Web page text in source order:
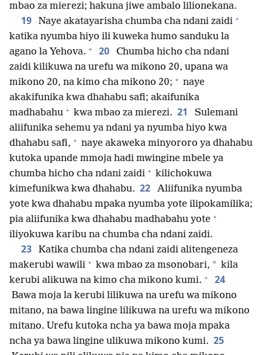
mbao za mierezi; hakuna jiwe ambalo lilionekana.
19 Naye akatayarisha chumba cha ndani zaidi +
katika nyumba hiyo ili kuweka humo sanduku la
agano la Yehova. + 20
Chumba hicho cha ndani
zaidi kilikuwa na urefu wa mikono 20, upana wa
mikono 20, na kimo cha mikono 20; + naye
akakifunika kwa dhahabu safi; akaifunika
madhabahu + kwa mbao za mierezi. 21
Sulemani
aliifunika sehemu ya ndani ya nyumba hiyo kwa
dhahabu safi, + naye akaweka minyororo ya dhahabu
kutoka upande mmoja hadi mwingine mbele ya
chumba hicho cha ndani zaidi + kilichokuwa
kimefunikwa kwa dhahabu. 22
Aliifunika nyumba
yote kwa dhahabu mpaka nyumba yote ilipokamilika;
pia aliifunika kwa dhahabu madhabahu yote +
iliyokuwa karibu na chumba cha ndani zaidi.
23
Katika chumba cha ndani zaidi alitengeneza
makerubi wawili + kwa mbao za msonobari, * kila
kerubi alikuwa na kimo cha mikono kumi. + 24
Bawa moja la kerubi lilikuwa na urefu wa mikono
mitano, na bawa lingine lilikuwa na urefu wa mikono
mitano. Urefu kutoka ncha ya bawa moja mpaka
ncha ya bawa lingine ulikuwa mikono kumi. 25